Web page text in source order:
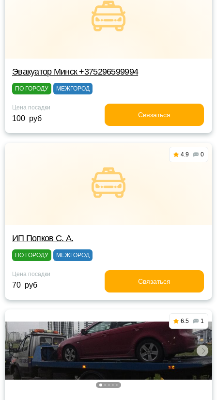
Эвакуатор Минск +375296599994
ПО ГОРОДУ МЕЖГОРОД
Цена посадки
100 руб Связаться
4.9 0
ИП Попков С. А.
ПО ГОРОДУ МЕЖГОРОД
Цена посадки
70 руб Связаться
6.5 1